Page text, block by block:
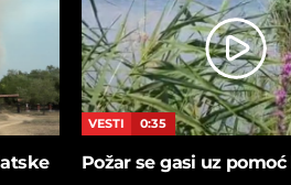
VESTI 0:35
Požar se gasi uz